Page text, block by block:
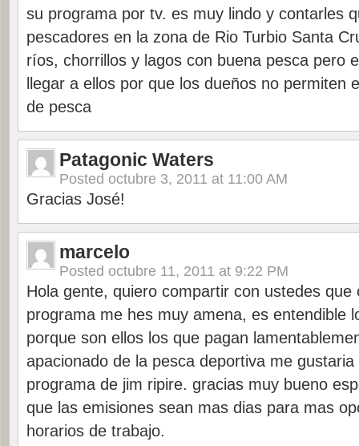
su programa por tv. es muy lindo y contarles
pescadores en la zona de Rio Turbio Santa
ríos, chorrillos y lagos con buena pesca pero
llegar a ellos por que los dueños no permiten
de pesca
Patagonic Waters
Posted octubre 3, 2011 at 11:00 AM
Gracias José!
marcelo
Posted octubre 11, 2011 at 9:22 PM
Hola gente, quiero compartir con ustedes que
programa me hes muy amena, es entendible
porque son ellos los que pagan
apacionado de la pesca deportiva me
programa de jim ripire. gracias muy bueno
que las emisiones sean mas dias para mas
horarios de trabajo.